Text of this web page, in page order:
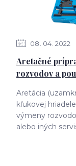
08 04 2022
Aretačné
rozvodov a
Aretácia
kľukovej
výmeny
alebo iných